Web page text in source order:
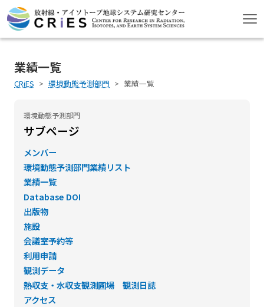
業績一覧
CRiES 環境動態予測部門 業績一覧
環境動態予測部門
サブページ
メンバー
環境動態予測部門業績リスト
業績一覧
Database DOI
出版物
施設
会議室予約等
利用申請
観測データ
熱収支・水収支観測圃場 観測日誌
アクセス